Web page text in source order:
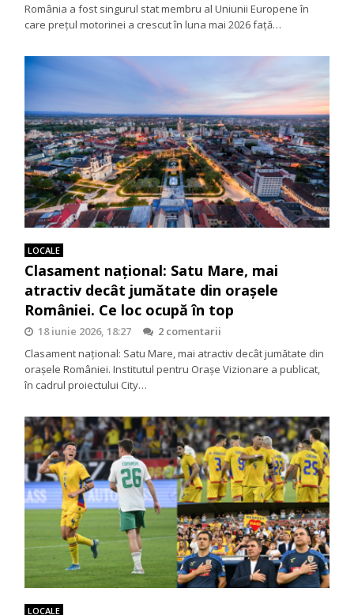
România a fost singurul stat membru al Uniunii Europene în
care prețul motorinei a crescut în luna mai 2026 față…
LOCALE
Clasament național: Satu Mare, mai
atractiv decât jumătate din orașele
României. Ce loc ocupă în top
18 iunie 2026, 18:27
2 comentarii
Clasament național: Satu Mare, mai atractiv decât jumătate din
orașele României. Institutul pentru Orașe Vizionare a publicat,
în cadrul proiectului City…
LOCALE